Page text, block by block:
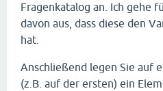
Fragenkatalog an. Ich gehe
davon aus, dass diese den
hat.
Anschließend legen Sie auf
(z.B. auf der ersten) ein